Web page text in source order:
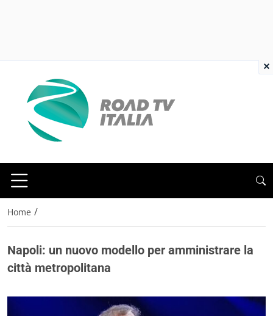
Home /
Napoli: un nuovo modello per amministrare la
città metropolitana
×